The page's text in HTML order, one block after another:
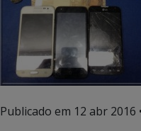
Publicado em 12 abr 2016